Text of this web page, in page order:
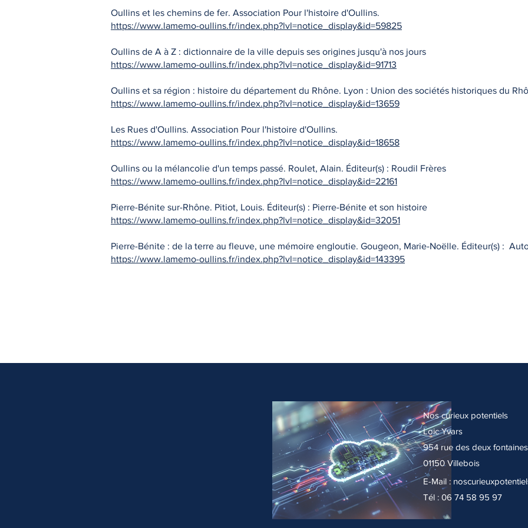
Oullins et les chemins de fer. Association Pour l'histoire d'Oullins.
https://www.lamemo-oullins.fr/index.php?lvl=notice_display&id=59825
Oullins de A à Z : dictionnaire de la ville depuis ses origines jusqu'à nos jours
https://www.lamemo-oullins.fr/index.php?lvl=notice_display&id=91713
Oullins et sa région : histoire du département du Rhône. Lyon : Union des sociétés historiques du
https://www.lamemo-oullins.fr/index.php?lvl=notice_display&id=13659
Les Rues d'Oullins. Association Pour l'histoire d'Oullins.
https://www.lamemo-oullins.fr/index.php?lvl=notice_display&id=18658
Oullins ou la mélancolie d'un temps passé. Roulet, Alain. Éditeur(s) : Roudil Frères
https://www.lamemo-oullins.fr/index.php?lvl=notice_display&id=22161
Pierre-Bénite sur-Rhône. Pitiot, Louis. Éditeur(s) : Pierre-Bénite et son histoire
https://www.lamemo-oullins.fr/index.php?lvl=notice_display&id=32051
Pierre-Bénite : de la terre au fleuve, une mémoire engloutie. Gougeon, Marie-Noëlle. Éditeur(s) :
https://www.lamemo-oullins.fr/index.php?lvl=notice_display&id=143395
Nos curieux potentiels
Loic Yvars
954 rue des deux fontaines
01150 Villebois
E-Mail :
Tél : 06 74 58 95 97